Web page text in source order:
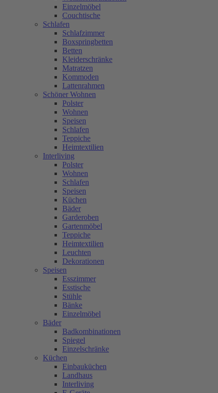
Einzelmöbel
Couchtische
Schlafen
Schlafzimmer
Boxspringbetten
Betten
Kleiderschränke
Matratzen
Kommoden
Lattenrahmen
Schöner Wohnen
Polster
Wohnen
Speisen
Schlafen
Teppiche
Heimtextilien
Interliving
Polster
Wohnen
Schlafen
Speisen
Küchen
Bäder
Garderoben
Gartenmöbel
Teppiche
Heimtextilien
Leuchten
Dekorationen
Speisen
Esszimmer
Esstische
Stühle
Bänke
Einzelmöbel
Bäder
Badkombinationen
Spiegel
Einzelschränke
Küchen
Einbauküchen
Landhaus
Interliving